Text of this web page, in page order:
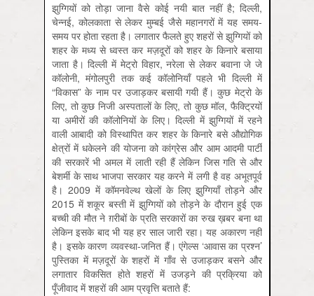
झुग्गियों को तोड़ा जाना वैसे कोई नयी बात नहीं है; दिल्ली,
चेन्नई, कोलकाता से लेकर मुम्बई जैसे महानगरों में यह समय-
समय पर होता रहता है। लगातार फैलते हुए शहरों से झुग्गियों को
शहर के मध्य से ध्वस्त कर मज़दूरों को शहर के किनारे बसाया
जाता है। दिल्ली में मेट्रो विहार, नरेला से लेकर बवाना जे जे
कॉलोनी, मंगोलपुरी तक कई कॉलोनियाँ पहले भी दिल्ली में
“विकास” के नाम पर उजाड़कर बसायी गयी हैं। कुछ मेट्रो के
लिए, तो कुछ निजी अस्पतालों के लिए, तो कुछ मॉल, फैक्ट्रियों
या अमीरों की कॉलोनियों के लिए। दिल्ली में झुग्गियों में रहने
वाली आबादी को विस्थापित कर शहर के किनारे बसे औद्योगिक
क्षेत्रों में धकेलने की योजना को कांग्रेस और आम आदमी पार्टी
की सरकारें भी अमल में लाती रही हैं लेकिन जिस गति से और
बेशर्मी के साथ भाजपा सरकार यह करने में लगी है वह अभूतपूर्व
है। 2009 में कॉमनवेल्थ खेलों के लिए झुग्गियाँ तोड़ने और
2015 में शकूर बस्ती में झुग्गियों को तोड़ने के दौरान हुई एक
बच्ची की मौत ने ग़रीबों के प्रति सरकारों का रुख ख़बर बना था
लेकिन इसके बाद भी यह हर साल जारी रहा। यह अकारण नहीं
है। इसके कारण व्यवस्था-जनित हैं। एंगेल्स ‘आवास का प्रश्न’
पुस्तिका में मज़दूरों के शहरों में गाँव से उजाड़कर बसने और
लगातार विकसित होते शहरों में उजड़ने की प्रक्रिया को
पूँजीवाद में शहरों की आम प्रवृत्ति बताते हैं: